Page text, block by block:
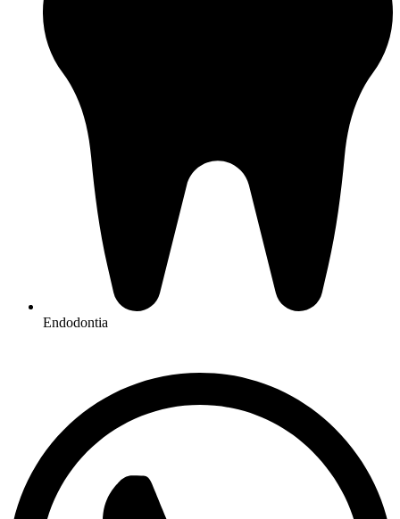
Endodontia